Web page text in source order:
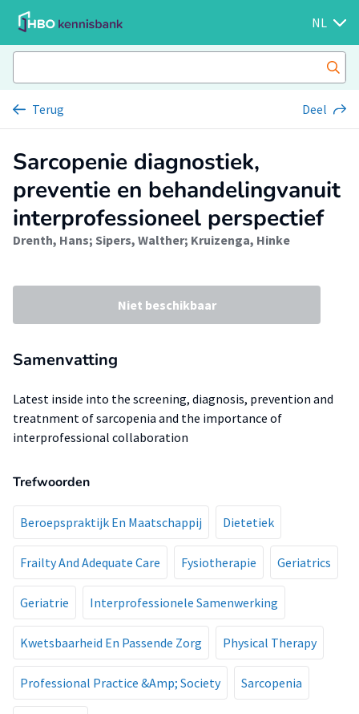
NL
Terug Deel
Sarcopenie diagnostiek,
preventie en behandelingvanuit
interprofessioneel perspectief
Drenth, Hans; Sipers, Walther; Kruizenga, Hinke
Niet beschikbaar
Samenvatting
Latest inside into the screening, diagnosis, prevention and
treatnment of sarcopenia and the importance of
interprofessional collaboration
Trefwoorden
Beroepspraktijk En Maatschappij Dietetiek
Frailty And Adequate Care Fysiotherapie Geriatrics
Geriatrie Interprofessionele Samenwerking
Kwetsbaarheid En Passende Zorg Physical Therapy
Professional Practice &Amp; Society Sarcopenia